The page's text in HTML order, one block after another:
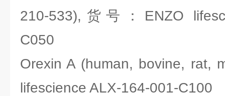
210-533),货号：ENZO
C050
Orexin A (human, bovine, rat,
lifescience ALX-164-001-C100